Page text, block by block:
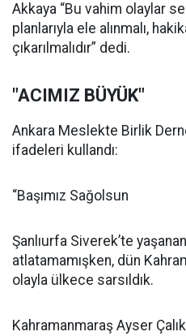
Akkaya “Bu vahim olaylar
planlarıyla ele alınmalı,
çıkarılmalıdır” dedi.
"ACIMIZ BÜYÜK"
Ankara Meslekte Birlik
ifadeleri kullandı:
“Başımız Sağolsun
Şanlıurfa Siverek’te
atlatamamışken, dün
olayla ülkece sarsıldık.
Kahramanmaraş Ayser